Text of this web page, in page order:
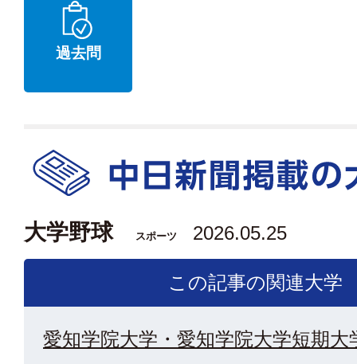
過去問
大学野球 スポーツ 2026.05.25
この記事の関連大学
愛知学院大学・愛知学院大学短期大